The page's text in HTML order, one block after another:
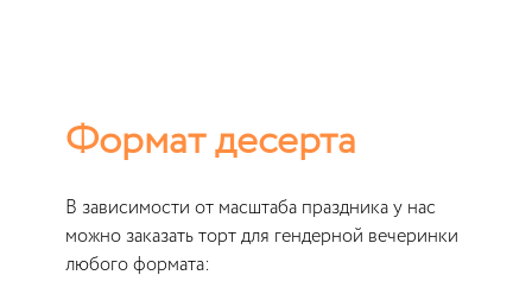
Формат десерта
В зависимости от масштаба праздника у нас
можно заказать торт для гендерной вечеринки
любого формата: